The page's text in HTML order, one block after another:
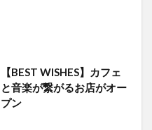
【BEST WISHES】カフェ
と音楽が繋がるお店がオー
プン